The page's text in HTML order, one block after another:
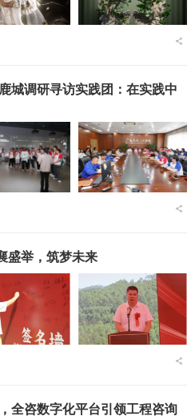
城调研寻访实践团：在实践中
盛举，筑梦未来
全咨数字化平台引领工程咨询